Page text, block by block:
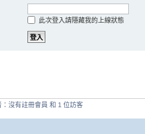
此次登入請隱藏我的上線狀態
沒有註冊會員 和 1 位訪客